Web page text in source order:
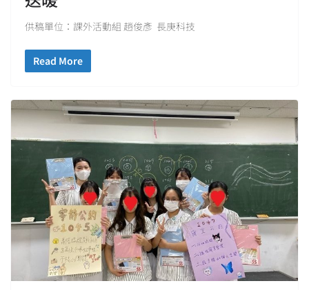
供稿單位：課外活動組 趙俊彥 長庚科技
Read More